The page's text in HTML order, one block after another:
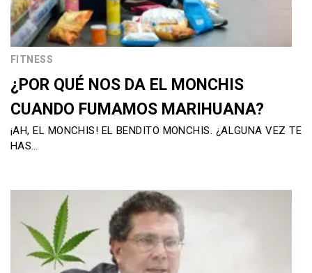
FITNESS
¿POR QUÉ NOS DA EL MONCHIS
CUANDO FUMAMOS MARIHUANA?
¡AH, EL MONCHIS! EL BENDITO MONCHIS. ¿ALGUNA VEZ TE
HAS…